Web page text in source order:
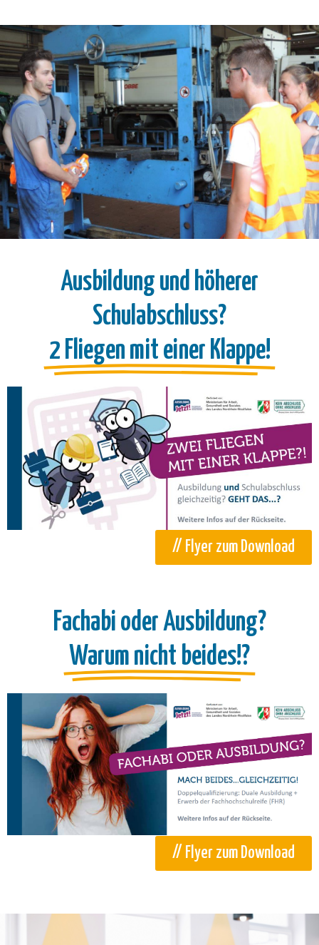
Ausbildung und höherer
Schulabschluss?
2 Fliegen mit einer Klappe!
// Flyer zum Download
Fachabi oder Ausbildung?
Warum nicht beides!?
// Flyer zum Download